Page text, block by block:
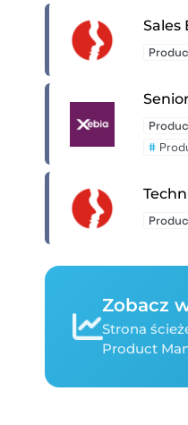
Sales
#
Zobacz
Strona
Product